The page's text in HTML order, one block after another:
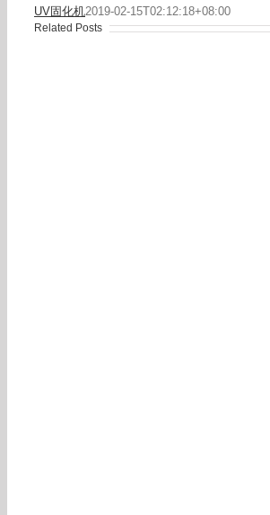
UV固化机2019-02-15T02:12:18+08:00
Related Posts